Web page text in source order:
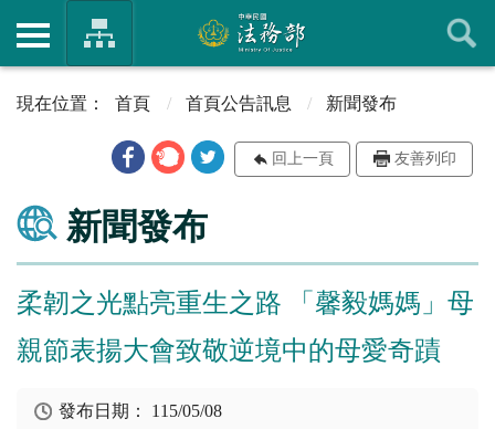
首頁 首頁公告訊息 新聞發布
回上一頁 友善列印
新聞發布
柔韌之光點亮重生之路 「馨毅媽媽」母
親節表揚大會致敬逆境中的母愛奇蹟
發布日期： 115/05/08